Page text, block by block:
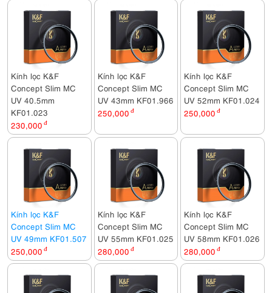
Kính lọc K&F
Concept Slim MC
UV 40.5mm
KF01.023
230,000 đ
Kính lọc K&F
Concept Slim MC
UV 43mm KF01.966
250,000 đ
Kính lọc K&F
Concept Slim MC
UV 52mm KF01.024
250,000 đ
Kính lọc K&F
Concept Slim MC
UV 49mm KF01.507
250,000 đ
Kính lọc K&F
Concept Slim MC
UV 55mm KF01.025
280,000 đ
Kính lọc K&F
Concept Slim MC
UV 58mm KF01.026
280,000 đ